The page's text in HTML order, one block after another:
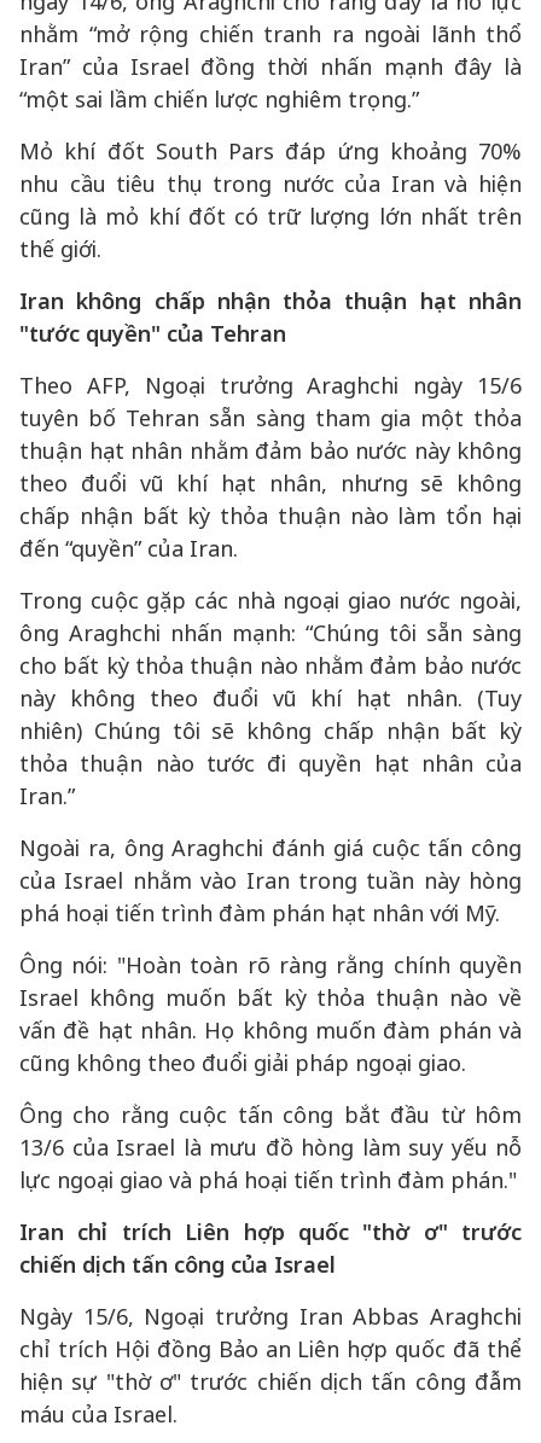
nhằm “mở rộng chiến tranh ra ngoài lãnh thổ
Iran” của Israel đồng thời nhấn mạnh đây là
“một sai lầm chiến lược nghiêm trọng.”
Mỏ khí đốt South Pars đáp ứng khoảng 70%
nhu cầu tiêu thụ trong nước của Iran và hiện
cũng là mỏ khí đốt có trữ lượng lớn nhất trên
thế giới.
Iran không chấp nhận thỏa thuận hạt nhân
"tước quyền" của Tehran
Theo AFP, Ngoại trưởng Araghchi ngày 15/6
tuyên bố Tehran sẵn sàng tham gia một thỏa
thuận hạt nhân nhằm đảm bảo nước này không
theo đuổi vũ khí hạt nhân, nhưng sẽ không
chấp nhận bất kỳ thỏa thuận nào làm tổn hại
đến “quyền” của Iran.
Trong cuộc gặp các nhà ngoại giao nước ngoài,
ông Araghchi nhấn mạnh: “Chúng tôi sẵn sàng
cho bất kỳ thỏa thuận nào nhằm đảm bảo nước
này không theo đuổi vũ khí hạt nhân. (Tuy
nhiên) Chúng tôi sẽ không chấp nhận bất kỳ
thỏa thuận nào tước đi quyền hạt nhân của
Iran.”
Ngoài ra, ông Araghchi đánh giá cuộc tấn công
của Israel nhằm vào Iran trong tuần này hòng
phá hoại tiến trình đàm phán hạt nhân với Mỹ.
Ông nói: "Hoàn toàn rõ ràng rằng chính quyền
Israel không muốn bất kỳ thỏa thuận nào về
vấn đề hạt nhân. Họ không muốn đàm phán và
cũng không theo đuổi giải pháp ngoại giao.
Ông cho rằng cuộc tấn công bắt đầu từ hôm
13/6 của Israel là mưu đồ hòng làm suy yếu nỗ
lực ngoại giao và phá hoại tiến trình đàm phán."
Iran chỉ trích Liên hợp quốc "thờ ơ" trước
chiến dịch tấn công của Israel
Ngày 15/6, Ngoại trưởng Iran Abbas Araghchi
chỉ trích Hội đồng Bảo an Liên hợp quốc đã thể
hiện sự "thờ ơ" trước chiến dịch tấn công đẫm
máu của Israel.